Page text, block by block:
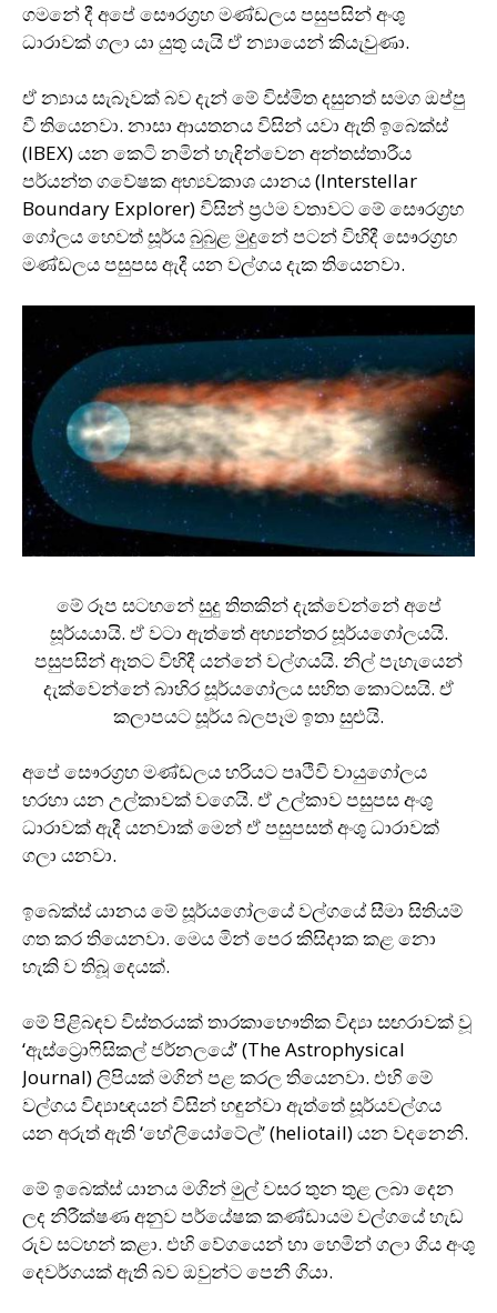
ගමනේ දී අපේ සෞරග‍්‍රහ මණ්ඩලය පසුපසින් අංශු
ධාරාවක් ගලා යා යුතු යැයි ඒ න්‍යායෙන් කියැවුණා.
ඒ න්‍යාය සැබෑවක් බව දැන් මේ විස්මිත දසුනත් සමග ඔප්පු
වී තියෙනවා. නාසා ආයතනය විසින් යවා ඇති ඉබෙක්ස්
(IBEX) යන කෙටි නමින් හැඳින්වෙන අන්තස්තාරීය
පර්යන්ත ගවේෂක අභ්‍යවකාශ යානය (Interstellar
Boundary Explorer) විසින් ප‍්‍රථම වතාවට මේ සෞරග‍්‍රහ
ගෝලය හෙවත් සූර්ය බුබුළ මුදුනේ පටන් විහිදී සෞරග‍්‍රහ
මණ්ඩලය පසුපස ඇදී යන වල්ගය දැක තියෙනවා.
මේ රූප සටහනේ සුදු තිතකින් දැක්වෙන්නේ අපේ
සූර්යයායි. ඒ වටා ඇත්තේ අභ්‍යන්තර සූර්යගෝලයයි.
පසුපසින් ඈතට විහිදී යන්නේ වල්ගයයි. නිල් පැහැයෙන්
දැක්වෙන්නේ බාහිර සූර්යගෝලය සහිත කොටසයි. ඒ
කලාපයට සූර්ය බලපෑම ඉතා සුළුයි.
අපේ සෞරග‍්‍රහ මණ්ඩලය හරියට පෘථිවි වායුගෝලය
හරහා යන උල්කාවක් වගෙයි. ඒ උල්කාව පසුපස අංශු
ධාරාවක් ඇදී යනවාක් මෙන් ඒ පසුපසත් අංශු ධාරාවක්
ගලා යනවා.
ඉබෙක්ස් යානය මේ සූර්යගෝලයේ වල්ගයේ සීමා සිතියම්
ගත කර තියෙනවා. මෙය මින් පෙර කිසිදාක කළ නො
හැකි ව තිබූ දෙයක්.
මේ පිළිබඳව විස්තරයක් තාරකාභෞතික විද්‍යා සඟරාවක් වූ
‘ඇස්ට්‍රොෆිසිකල් ජර්නලයේ’ (The Astrophysical
Journal) ලිපියක් මගින් පළ කරල තියෙනවා. එහි මේ
වල්ගය විද්‍යාඥයන් විසින් හඳුන්වා ඇත්තේ සූර්යවල්ගය
යන අරුත් ඇති ‘හේලියෝටේල්’ (heliotail) යන වදනෙනි.
මේ ඉබෙක්ස් යානය මගින් මුල් වසර තුන තුළ ලබා දෙන
ලද නිරීක්ෂණ අනුව පර්යේෂක කණ්ඩායම වල්ගයේ හැඩ
රුව සටහන් කළා. එහි වේගයෙන් හා හෙමින් ගලා ගිය අංශු
දෙවර්ගයක් ඇති බව ඔවුන්ට පෙනී ගියා.